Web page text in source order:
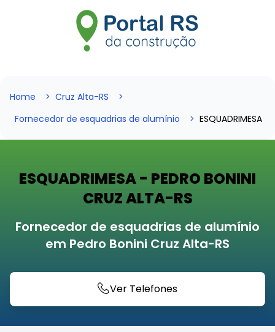
Home
Cruz Alta-RS
Fornecedor de esquadrias de alumínio
ESQUADRIMESA
ESQUADRIMESA - PEDRO BONINI
CRUZ ALTA-RS
Fornecedor de esquadrias de alumínio
em Pedro Bonini Cruz Alta-RS
Ver Telefones